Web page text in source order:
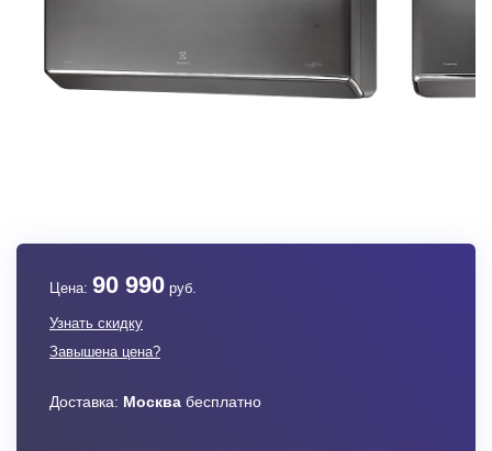
Цена: 90 990 руб.
Узнать скидку
Завышена цена?
Доставка: Москва бесплатно